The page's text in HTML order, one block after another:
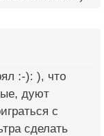
:-): ), что
дуют
с
сделать